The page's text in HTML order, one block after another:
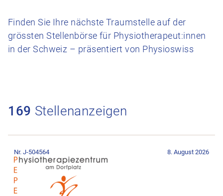
Finden Sie Ihre nächste Traumstelle auf der
grössten Stellenbörse für Physiotherapeut:innen
in der Schweiz – präsentiert von Physioswiss
169 Stellenanzeigen
Nr. J-504564 8. August 2026